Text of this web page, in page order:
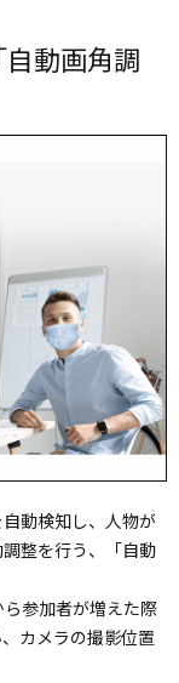
動画角調
動検知し、人物が
整を行う、「自動
参加者が増えた際
カメラの撮影位置